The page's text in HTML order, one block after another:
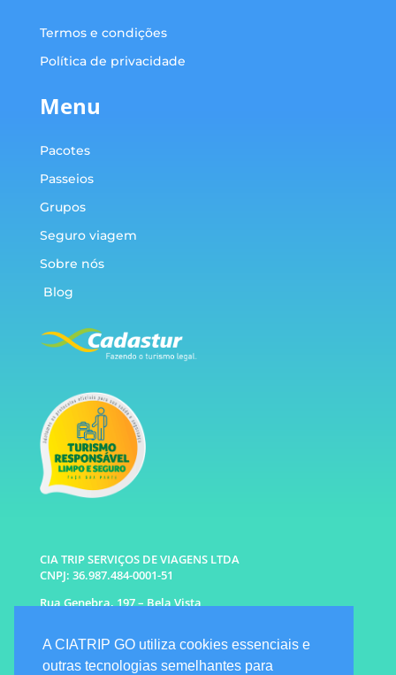
Termos e condições
Política de privacidade
Menu
Pacotes
Passeios
Grupos
Seguro viagem
Sobre nós
Blog
CIA TRIP SERVIÇOS DE VIAGENS LTDA
CNPJ: 36.987.484-0001-51
Rua Genebra, 197 – Bela Vista
WhatsApp: (11) 96333-6677 |
94341-1314
A CIATRIP GO utiliza cookies essenciais e
outras tecnologias semelhantes para